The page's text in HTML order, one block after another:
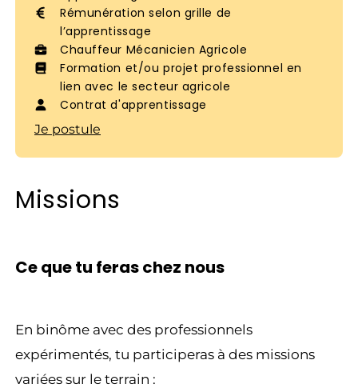
Rémunération selon grille de
l’apprentissage
Chauffeur Mécanicien Agricole
Formation et/ou projet professionnel en
lien avec le secteur agricole
Contrat d'apprentissage
Je postule
Missions
Ce que tu feras chez nous
En binôme avec des professionnels
expérimentés, tu participeras à des missions
variées sur le terrain :